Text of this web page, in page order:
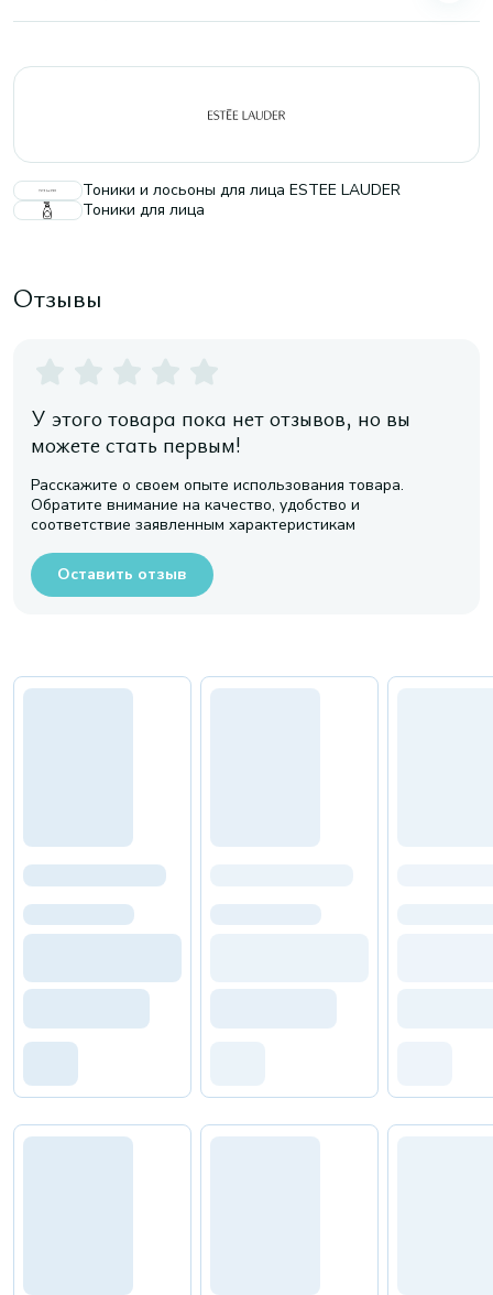
Тоники и лосьоны для лица ESTEE LAUDER
Тоники для лица
Отзывы
У этого товара пока нет отзывов, но вы
можете стать первым!
Расскажите о своем опыте использования товара.
Обратите внимание на качество, удобство и
соответствие заявленным характеристикам
Оставить отзыв